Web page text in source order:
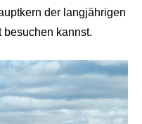
der langjährigen
besuchen kannst.